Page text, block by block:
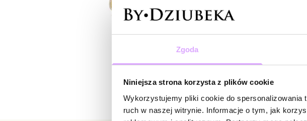
Zgoda
Niniejsza strona korzysta z plików cookie
Wykorzystujemy pliki cookie do spersonalizowania
ruch w naszej witrynie. Informacje o tym, jak